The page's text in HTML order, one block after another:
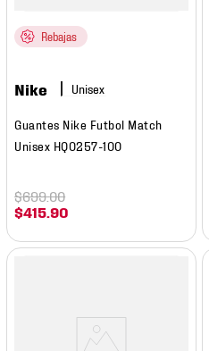
Rebajas
Nike
Guantes Nike Futbol Match
Unisex HQ0257-100
$415 .90
$699.00